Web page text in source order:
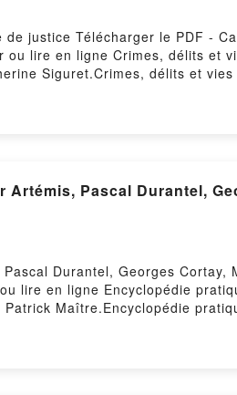
justice Télécharger le PDF -
lire en ligne Crimes, délits et
Siguret.Crimes, délits et
éprise de justice Caty Richard,
éprise de justice Caty
Pascal Durantel,
Durantel, Georges
lire en ligne Encyclopédie
Maître.Encyclopédie
Georges Cortay,